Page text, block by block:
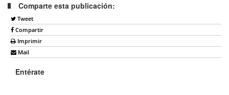
Comparte esta publicación:
Tweet
Compartir
Imprimir
Mail
Entérate